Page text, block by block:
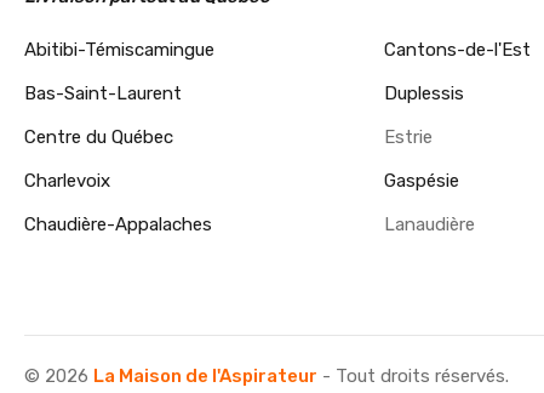
Abitibi-Témiscamingue
Bas-Saint-Laurent
Centre du Québec
Charlevoix
Chaudière-Appalaches
Cantons-de-l'Est
Duplessis
Estrie
Gaspésie
Lanaudière
© 2026 La Maison de l'Aspirateur - Tout droits réservés.